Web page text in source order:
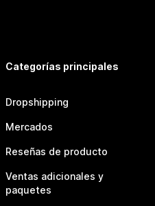
Categorías principales
Dropshipping
Mercados
Reseñas de producto
Ventas adicionales y
paquetes